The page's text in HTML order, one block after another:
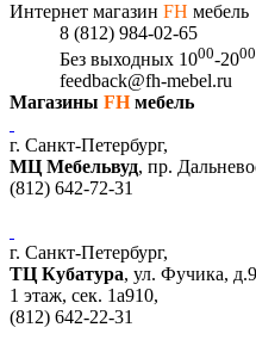
Интернет магазин FH мебель
8 (812) 984-02-65
Без выходных 1000-2000
feedback@fh-mebel.ru
Магазины FHмебель
г. Санкт-Петербург,
МЦ Мебельвуд, пр.
(812) 642-72-31
г. Санкт-Петербург,
ТЦ Кубатура, ул. Фучика,
1 этаж, сек. 1a910,
(812) 642-22-31